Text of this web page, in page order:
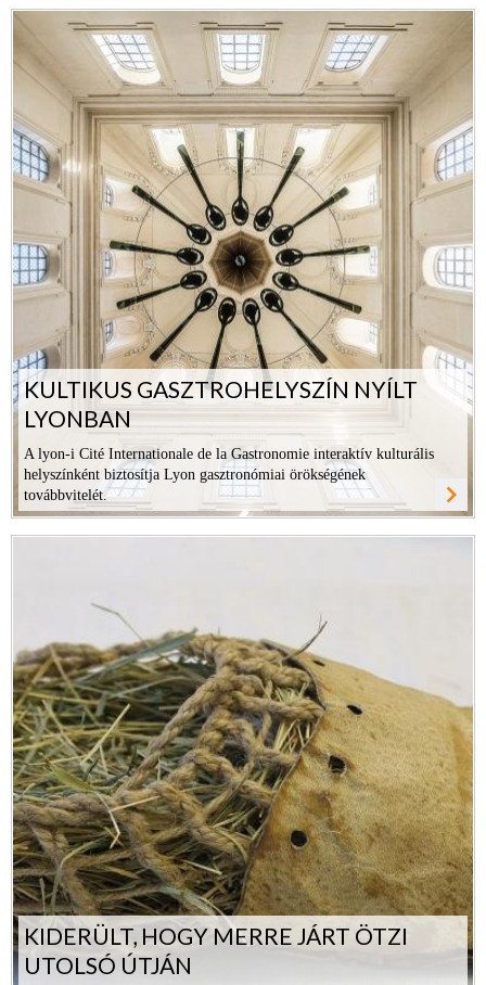
KULTIKUS GASZTROHELYSZÍN NYÍLT
LYONBAN
A lyon-i Cité Internationale de la Gastronomie interaktív kulturális
helyszínként biztosítja Lyon gasztronómiai örökségének
továbbvitelét.
navigate_next
KIDERÜLT, HOGY MERRE JÁRT ÖTZI
UTOLSÓ ÚTJÁN